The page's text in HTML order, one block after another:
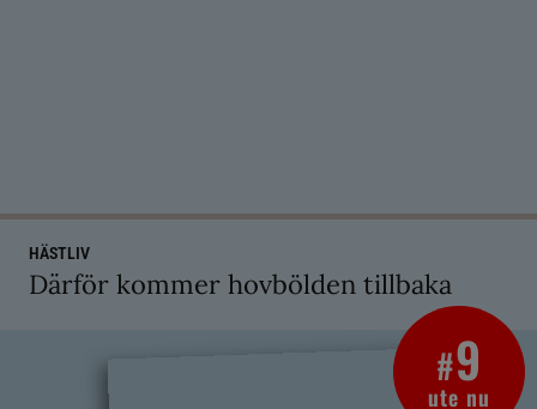
HÄSTLIV
Därför kommer hovbölden tillbaka
#9
ute nu